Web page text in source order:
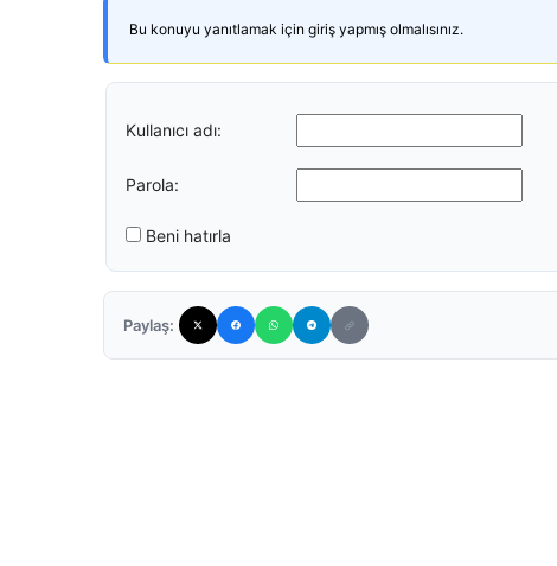
Bu konuyu yanıtlamak için giriş yapmış olmalısınız.
Kullanıcı adı:
Parola:
Beni hatırla
Paylaş: